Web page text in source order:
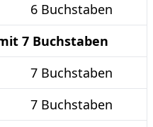
6 Buchstaben
7 Buchstaben
7 Buchstaben
7 Buchstaben